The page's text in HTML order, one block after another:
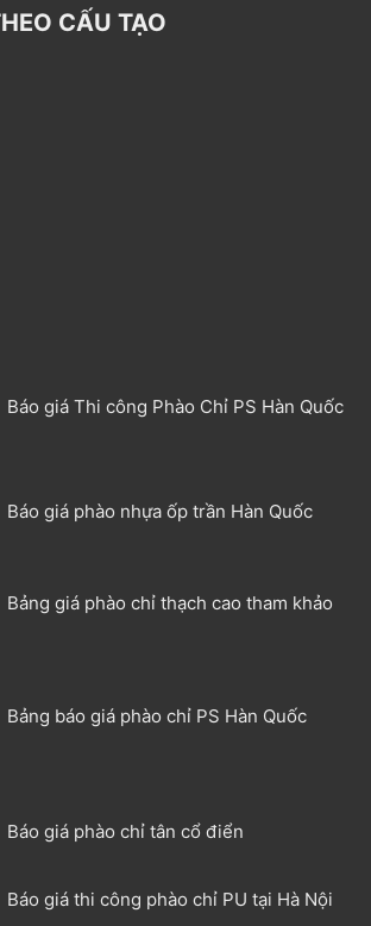
CẤU TẠO
Báo giá Thi công Phào Chỉ PS Hàn Quốc
Báo giá phào nhựa ốp trần Hàn Quốc
Bảng giá phào chỉ thạch cao tham khảo
Bảng báo giá phào chỉ PS Hàn Quốc
Báo giá phào chỉ tân cổ điển
Báo giá thi công phào chỉ PU tại Hà Nội